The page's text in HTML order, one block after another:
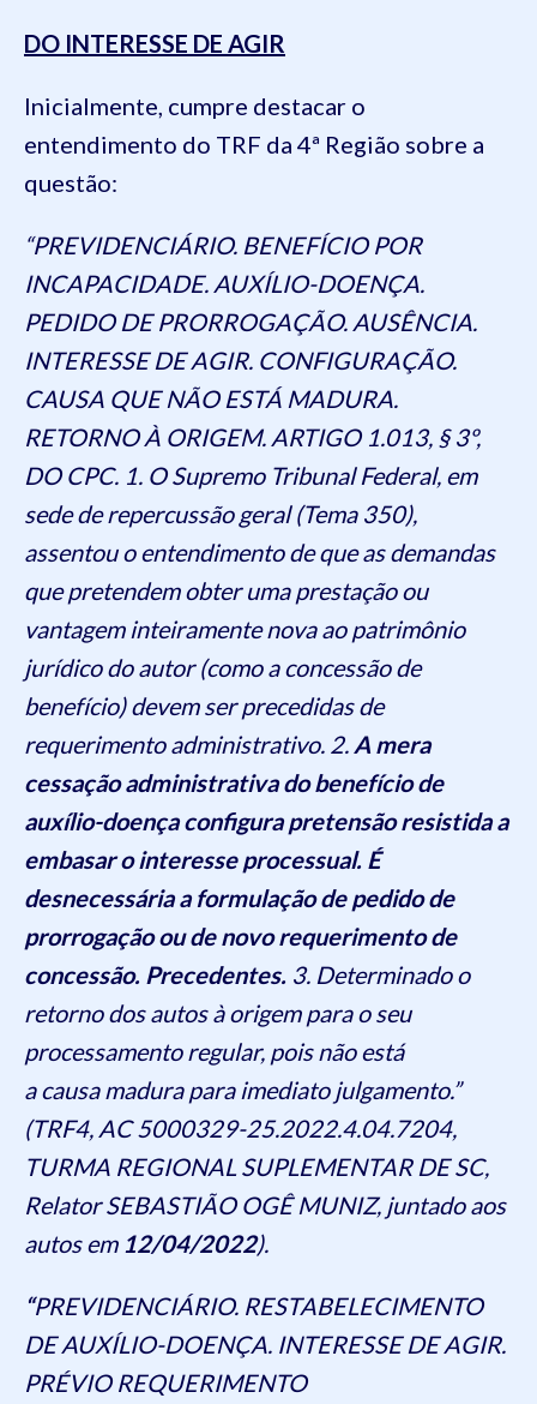
DO INTERESSE DE AGIR
Inicialmente, cumpre destacar o
entendimento do TRF da 4ª Região sobre a
questão:
“PREVIDENCIÁRIO. BENEFÍCIO POR
INCAPACIDADE. AUXÍLIO-DOENÇA.
PEDIDO DE PRORROGAÇÃO. AUSÊNCIA.
INTERESSE DE AGIR. CONFIGURAÇÃO.
CAUSA QUE NÃO ESTÁ MADURA.
RETORNO À ORIGEM. ARTIGO 1.013, § 3º,
DO CPC. 1. O Supremo Tribunal Federal, em
sede de repercussão geral (Tema 350),
assentou o entendimento de que as demandas
que pretendem obter uma prestação ou
vantagem inteiramente nova ao patrimônio
jurídico do autor (como a concessão de
benefício) devem ser precedidas de
requerimento administrativo. 2. A mera
cessação administrativa do benefício de
auxílio-doença configura pretensão resistida a
embasar o interesse processual. É
desnecessária a formulação de pedido de
prorrogação ou de novo requerimento de
concessão. Precedentes. 3. Determinado o
retorno dos autos à origem para o seu
processamento regular, pois não está
a causa madura para imediato julgamento.”
(TRF4, AC 5000329-25.2022.4.04.7204,
TURMA REGIONAL SUPLEMENTAR DE SC,
Relator SEBASTIÃO OGÊ MUNIZ, juntado aos
autos em 12/04/2022).
“PREVIDENCIÁRIO. RESTABELECIMENTO
DE AUXÍLIO-DOENÇA. INTERESSE DE AGIR.
PRÉVIO REQUERIMENTO